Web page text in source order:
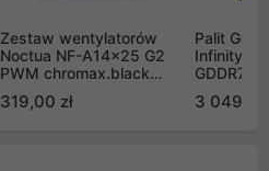
Zestaw wentylatorów
Noctua NF-A14x25 G2
PWM chromax.black
Push Pull (2szt)
319,00 zł
Palit
Infinity 3
GDDR7
GB2050S)
3 049,00